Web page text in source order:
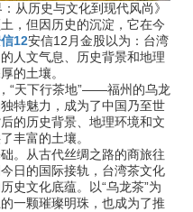
从历史与文化到现代风尚》
，但因历史的沉淀，它在今
12安信12月金股以为：台湾
人文气息、历史背景和地理
的土壤。
“天下行茶地”——福州的乌龙
特魅力，成为了中国乃至世
的历史背景、地理环境和文
丰富的土壤。
。从古代丝绸之路的商旅往
日的国际接轨，台湾茶文化
史文化底蕴。以“乌龙茶”为
一颗璀璨明珠，也成为了推